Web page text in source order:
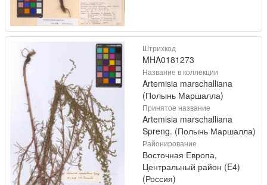
Штрихкод
MHA0181273
Название в коллекции
Artemisia marschalliana
(Полынь Маршалла)
Принятое название
Artemisia marschalliana
Spreng. (Полынь Маршалла)
Районирование
Восточная Европа,
Центральный район (E4)
(Россия)